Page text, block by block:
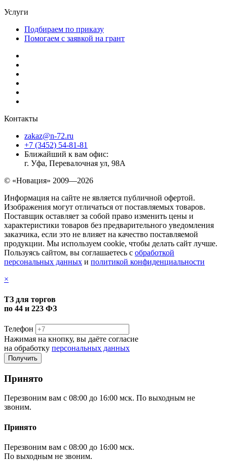
Услуги
Подбираем по приказу
Помогаем с заявкой на грант
Контакты
zakaz@n-72.ru
+7 (3452) 54-81-81
Ближайший к вам офис:
г. Уфа, Перевалочная ул, 98А
© «Новация» 2009—2026
Информация на сайте не является публичной офертой.
Изображения могут отличаться от поставляемых товаров.
Поставщик оставляет за собой право изменить цены и
характеристики товаров без предварительного уведомления
заказчика, если это не влияет на качество поставляемой
продукции. Мы используем cookie, чтобы делать сайт лучше.
Пользуясь сайтом, вы соглашаетесь с обработкой
персональных данных и политикой конфиденциальности
×
ТЗ для торгов
по 44 и 223 ФЗ
Телефон
Нажимая на кнопку, вы даёте согласие
на обработку персональных данных
Принято
Перезвоним вам с 08:00 до 16:00 мск. По выходным не
звоним.
Принято
Перезвоним вам с 08:00 до 16:00 мск.
По выходным не звоним.